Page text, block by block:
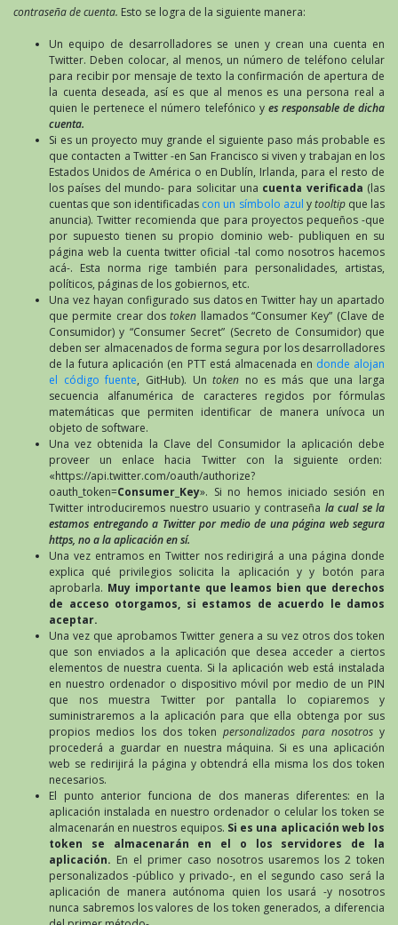
contraseña de cuenta. Esto se logra de la siguiente manera:
Un equipo de desarrolladores se unen y crean una cuenta en
Twitter. Deben colocar, al menos, un número de teléfono celular
para recibir por mensaje de texto la confirmación de apertura de
la cuenta deseada, así es que al menos es una persona real a
quien le pertenece el número telefónico y es responsable de dicha
cuenta.
Si es un proyecto muy grande el siguiente paso más probable es
que contacten a Twitter -en San Francisco si viven y trabajan en los
Estados Unidos de América o en Dublín, Irlanda, para el resto de
los países del mundo- para solicitar una cuenta verificada (las
cuentas que son identificadas con un símbolo azul ytooltipque las
anuncia). Twitter recomienda que para proyectos pequeños -que
por supuesto tienen su propio dominio web- publiquen en su
página web la cuenta twitter oficial -tal como nosotros hacemos
acá-. Esta norma rige también para personalidades, artistas,
políticos, páginas de los gobiernos, etc.
Una vez hayan configurado sus datos en Twitter hay un apartado
que permite crear dostoken llamados “Consumer Key” (Clave de
Consumidor) y “Consumer Secret” (Secreto de Consumidor) que
deben ser almacenados de forma segura por los desarrolladores
de la futura aplicación (en PTT está almacenada en donde alojan
el código fuente, GitHub). Untoken no es más que una larga
secuencia alfanumérica de caracteres regidos por fórmulas
matemáticas que permiten identificar de manera unívoca un
objeto de software.
Una vez obtenida la Clave del Consumidor la aplicación debe
proveer un enlace hacia Twitter con la siguiente orden:
«https://api.twitter.com/oauth/authorize?
oauth_token=Consumer_Key». Si no hemos iniciado sesión en
Twitter introduciremos nuestro usuario y contraseña la cual se la
estamos entregando a Twitter por medio de una página web segura
https, no a la aplicación en sí.
Una vez entramos en Twitter nos redirigirá a una página donde
explica qué privilegios solicita la aplicación y y botón para
aprobarla. Muy importante que leamos bien que derechos
de acceso otorgamos, si estamos de acuerdo le damos
aceptar.
Una vez que aprobamos Twitter genera a su vez otros dos token
que son enviados a la aplicación que desea acceder a ciertos
elementos de nuestra cuenta. Si la aplicación web está instalada
en nuestro ordenador o dispositivo móvil por medio de un PIN
que nos muestra Twitter por pantalla lo copiaremos y
suministraremos a la aplicación para que ella obtenga por sus
propios medios los dos tokenpersonalizados para nosotrosy
procederá a guardar en nuestra máquina. Si es una aplicación
web se redirijirá la página y obtendrá ella misma los dos token
necesarios.
El punto anterior funciona de dos maneras diferentes: en la
aplicación instalada en nuestro ordenador o celular los token se
almacenarán en nuestros equipos. Si es una aplicación web los
token se almacenarán en el o los servidores de la
aplicación. En el primer caso nosotros usaremos los 2 token
personalizados -público y privado-, en el segundo caso será la
aplicación de manera autónoma quien los usará -y nosotros
nunca sabremos los valores de los token generados, a diferencia